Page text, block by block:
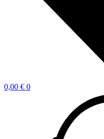
0,00 € 0